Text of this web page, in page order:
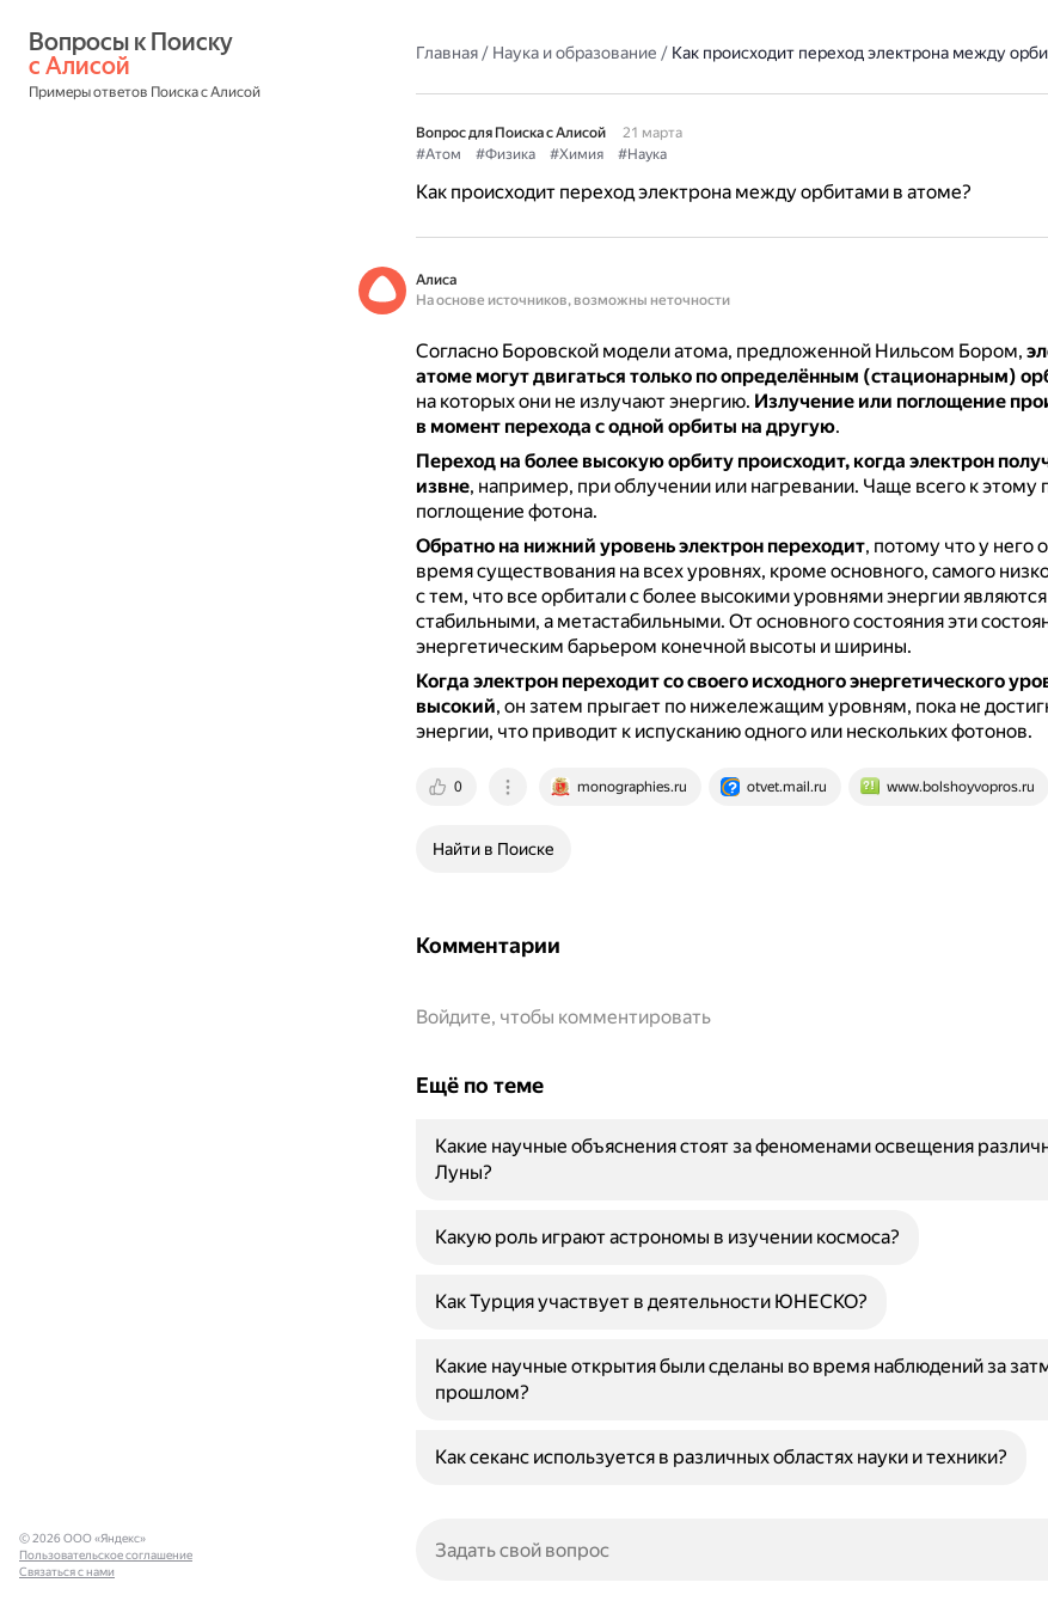
с Алисой
Примеры ответов Поиска с Алисой
Главная/ Наука и образование / Как происходит переход электрона между
Вопрос для Поиска с Алисой
21 марта
#Атом
#Физика #Химия #Наука
Как происходит переход электрона между орбитами в атоме?
Алиса
На основе источников, возможны неточности
Согласно Боровской модели атома, предложенной Нильсом Бором,
атоме могут двигаться только по определённым (стационарным)
на которых они не излучают энергию. Излучение или поглощение
в момент перехода с одной орбиты на другую.
Переход на более высокую орбиту происходит, когда электрон
извне, например, при облучении или нагревании. Чаще всего к этому
поглощение фотона.
Обратно на нижний уровень электрон переходит, потому что у него
время существования на всех уровнях, кроме основного, самого
с тем, что все орбитали с более высокими уровнями энергии
стабильными, а метастабильными. От основного состояния эти
энергетическим барьером конечной высоты и ширины.
Когда электрон переходит со своего исходного энергетического
высокий, он затем прыгает по нижележащим уровням, пока не
энергии, что приводит к испусканию одного или нескольких фотонов.
0 monographies.ru otvet.mail.ru www.bolshoyvopros.ru
Найти в Поиске
Комментарии
Войдите, чтобы комментировать
Ещё по теме
Какие научные объяснения стоят за феноменами освещения
Луны?
Какую роль играют астрономы в изучении космоса?
Как Турция участвует в деятельности ЮНЕСКО?
Какие научные открытия были сделаны во время наблюдений за
прошлом?
Как секанс используется в различных областях науки и техники?
© 2026 ООО «Яндекс»
Пользовательское соглашение
Связаться с нами